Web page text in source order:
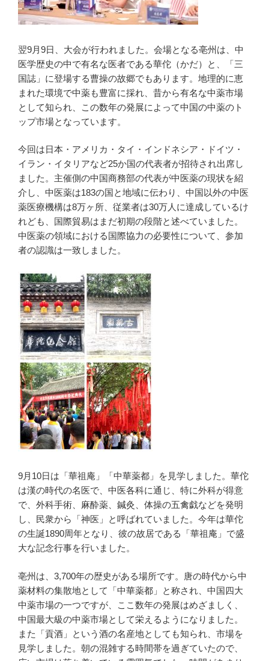
翌9月9日、大会が行われました。会場となる亳州は、中
医学歴史の中で有名な医者である華佗（かだ）と、「三
国誌」に登場する曹操の故郷でもあります。地理的に恵
まれた環境で中薬も豊富に採れ、昔から有名な中薬市場
として知られ、この数年の発展によって中国の中薬のト
ップ市場となっています。
今回は日本・アメリカ・タイ・インドネシア・ドイツ・
イラン・イタリアなど25か国の代表者が招待され出席し
ました。主催側の中国商務部の代表が中医薬の現状を紹
介し、中医薬は183の国と地域に伝わり、中国以外の中医
薬医療機構は8万ヶ所、従業者は30万人に達成しているけ
れども、国際貿易はまだ初期の段階と述べていました。
中医薬の領域における国際協力の必要性について、参加
者の認識は一致しました。
9月10日は「華祖庵」「中華薬都」を見学しました。華佗
は漢の時代の名医で、中医各科に通じ、特に外科が得意
で、外科手術、麻酔薬、鍼灸、体操の五禽戯などを発明
し、民衆から「神医」と呼ばれていました。今年は華佗
の生誕1890周年となり、彼の故居である「華祖庵」で盛
大な記念行事を行いました。
亳州は、3,700年の歴史がある場所です。唐の時代から中
薬材料の集散地として「中華薬都」と称され、中国四大
中薬市場の一つですが、ここ数年の発展はめざましく、
中国最大級の中薬市場として栄えるようになりました。
また「貢酒」という酒の名産地としても知られ、市場を
見学しました。朝の混雑する時間帯を過ぎていたので、